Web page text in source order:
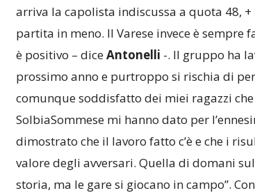
arriva la capolista indiscussa a quota 48,
partita in meno. Il Varese invece è sempre
è positivo – diceAntonelli -. Il gruppo ha
prossimo anno e purtroppo si rischia di
comunque soddisfatto dei miei ragazzi
SolbiaSommese mi hanno dato per
dimostrato che il lavoro fatto c’è e che i
valore degli avversari. Quella di domani
storia, ma le gare si giocano in campo”.